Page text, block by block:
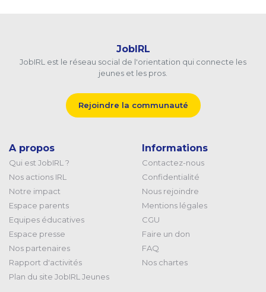
JobIRL
JobIRL est le réseau social de l'orientation qui connecte les
jeunes et les pros.
Rejoindre la communauté
A propos
Qui est JobIRL ?
Nos actions IRL
Notre impact
Espace parents
Equipes éducatives
Espace presse
Nos partenaires
Rapport d'activités
Plan du site JobIRL Jeunes
Informations
Contactez-nous
Confidentialité
Nous rejoindre
Mentions légales
CGU
Faire un don
FAQ
Nos chartes